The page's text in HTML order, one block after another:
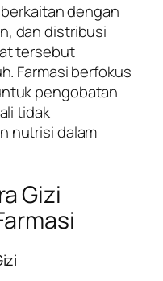
dengan
dan distribusi
tersebut
Farmasi berfokus
pengobatan
tidak
nutrisi dalam
Gizi